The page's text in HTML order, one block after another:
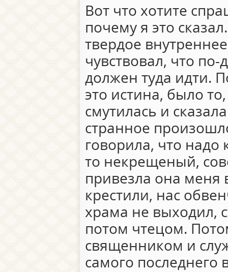
Вот что хотите
почему я это
твердое
чувствовал, что
должен туда идти.
это истина, было
смутилась и
странное
говорила, что надо
то некрещеный,
привезла она меня
крестили, нас
храма не выходил,
потом чтецом.
священником и
самого последнего